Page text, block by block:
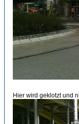
Hier wird geklotzt und